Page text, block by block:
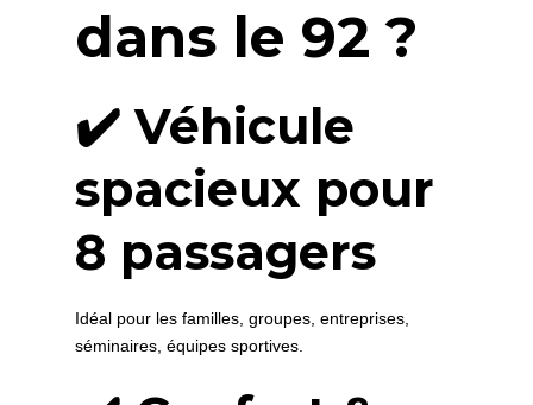
dans le 92 ?
✔️ Véhicule
spacieux pour
8 passagers
Idéal pour les familles, groupes, entreprises,
séminaires, équipes sportives.